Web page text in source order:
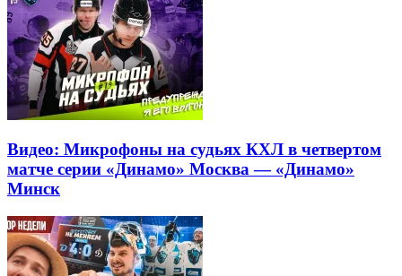
Видео: Микрофоны на судьях КХЛ в четвертом
матче серии «Динамо» Москва — «Динамо»
Минск